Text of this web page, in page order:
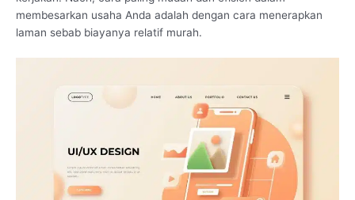
membesarkan usaha Anda adalah dengan cara menerapkan
laman sebab biayanya relatif murah.